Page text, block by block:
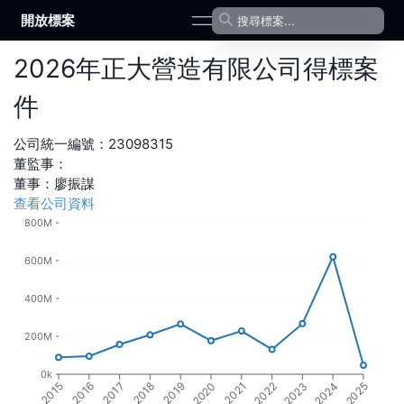
開放標案 open navigation menu
2026年正大營造有限公司得標案
件
公司統一編號： 23098315
董監事：
董事 ： 廖振謀
查看公司資料
2015 2016 2017 2018 2019 2020 2021 2022 2023 2024 2025
0k
200M
400M
600M
800M